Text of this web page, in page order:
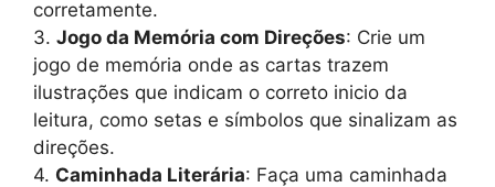
corretamente.
3. Jogo da Memória com Direções: Crie um
jogo de memória onde as cartas trazem
ilustrações que indicam o correto inicio da
leitura, como setas e símbolos que sinalizam as
direções.
4. Caminhada Literária: Faça uma caminhada